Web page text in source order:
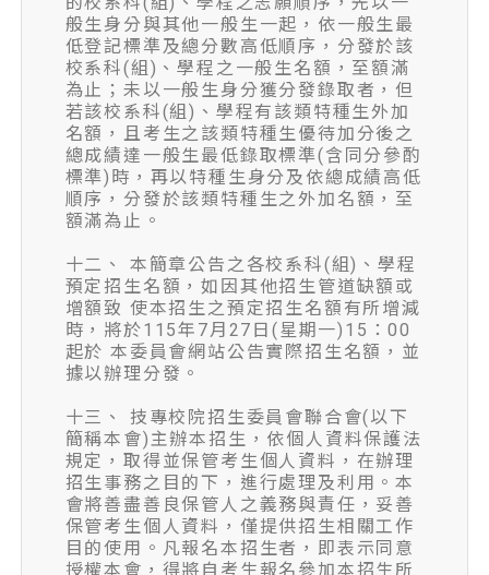
般生身分與其他一般生一起，依一般生最
低登記標準及總分數高低順序，分發於該
校系科(組)、學程之一般生名額，至額滿
為止；未以一般生身分獲分發錄取者，但
若該校系科(組)、學程有該類特種生外加
名額，且考生之該類特種生優待加分後之
總成績達一般生最低錄取標準(含同分參酌
標準)時，再以特種生身分及依總成績高低
順序，分發於該類特種生之外加名額，至
額滿為止。
十二、 本簡章公告之各校系科(組)、學程
預定招生名額，如因其他招生管道缺額或
增額致 使本招生之預定招生名額有所增減
時，將於115年7月27日(星期一)15：00
起於 本委員會網站公告實際招生名額，並
據以辦理分發。
十三、 技專校院招生委員會聯合會(以下
簡稱本會)主辦本招生，依個人資料保護法
規定，取得並保管考生個人資料，在辦理
招生事務之目的下，進行處理及利用。本
會將善盡善良保管人之義務與責任，妥善
保管考生個人資料，僅提供招生相關工作
目的使用。凡報名本招生者，即表示同意
授權本會，得將自考生報名參加本招生所